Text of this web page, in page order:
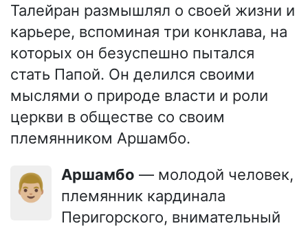
Талейран размышлял о своей жизни и
карьере, вспоминая три конклава, на
которых он безуспешно пытался
стать Папой. Он делился своими
мыслями о природе власти и роли
церкви в обществе со своим
племянником Аршамбо.
👨🏼 Аршамбо — молодой человек,
племянник кардинала
Перигорского, внимательный